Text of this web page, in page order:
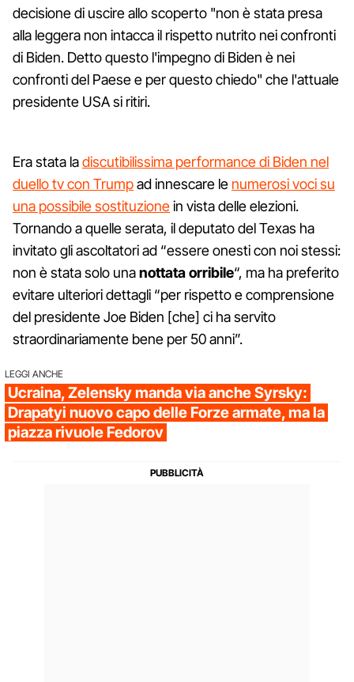
decisione di uscire allo scoperto "non è stata presa
alla leggera non intacca il rispetto nutrito nei confronti
di Biden. Detto questo l'impegno di Biden è nei
confronti del Paese e per questo chiedo" che l'attuale
presidente USA si ritiri.
Era stata ladiscutibilissima performance di Biden nel
duello tv con Trumpad innescare le numerosi voci su
una possibile sostituzionein vista delle elezioni.
Tornando a quelle serata, il deputato del Texas ha
invitato gli ascoltatori ad “essere onesti con noi stessi:
non è stata solo unanottata orribile“, ma ha preferito
evitare ulteriori dettagli “per rispetto e comprensione
del presidente Joe Biden [che] ci ha servito
straordinariamente bene per 50 anni”.
LEGGI ANCHE
Ucraina, Zelensky manda via anche Syrsky:
Drapatyi nuovo capo delle Forze armate, ma la
piazza rivuole Fedorov